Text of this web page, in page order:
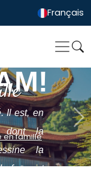
Français
en famille
Il est, en
dont la
la
force et